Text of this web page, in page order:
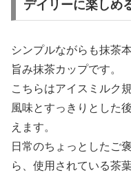
デイリーに楽しめ
シンプルながらも抹茶
旨み抹茶カップです。
こちらはアイスミルク
風味とすっきりとした
えます。
日常のちょっとしたご
ら、使用されている茶